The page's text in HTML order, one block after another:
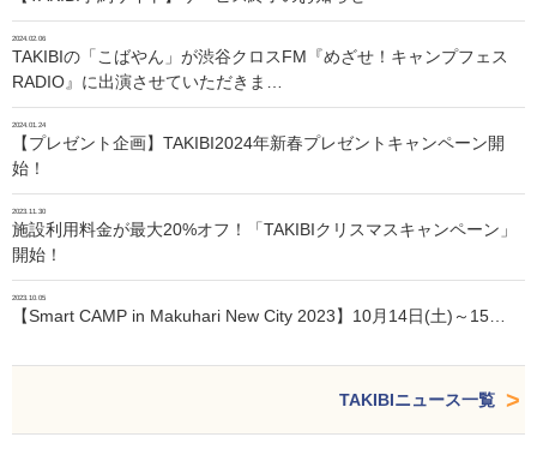
2024.02.06
TAKIBIの「こばやん」が渋谷クロスFM『めざせ！キャンプフェス
RADIO』に出演させていただきま…
2024.01.24
【プレゼント企画】TAKIBI2024年新春プレゼントキャンペーン開
始！
2023.11.30
施設利用料金が最大20%オフ！「TAKIBIクリスマスキャンペーン」
開始！
2023.10.05
【Smart CAMP in Makuhari New City 2023】10月14日(土)～15…
TAKIBIニュース一覧